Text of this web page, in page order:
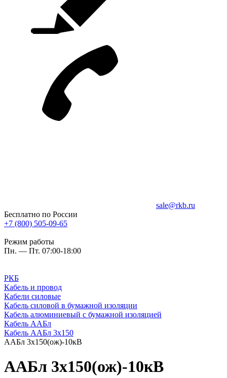
sale@rkb.ru
Бесплатно по России
+7 (800) 505-09-65
Режим работы
Пн. — Пт. 07:00-18:00
РКБ
Кабель и провод
Кабели силовые
Кабель силовой в бумажной изоляции
Кабель алюминиевый с бумажной изоляцией
Кабель ААБл
Кабель ААБл 3х150
ААБл 3х150(ож)-10кВ
ААБл 3х150(ож)-10кВ